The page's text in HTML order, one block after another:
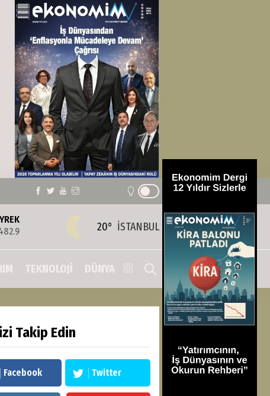
20° İSTANBUL
TEKNOLOJİ DÜNYA
Takip Edin
Facebook Twitter